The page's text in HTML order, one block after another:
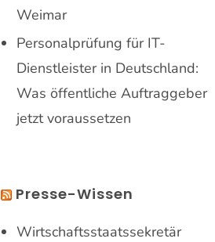
Weimar
Personalprüfung für IT-
Dienstleister in Deutschland:
Was öffentliche Auftraggeber
jetzt voraussetzen
Presse-Wissen
Wirtschaftsstaatssekretär